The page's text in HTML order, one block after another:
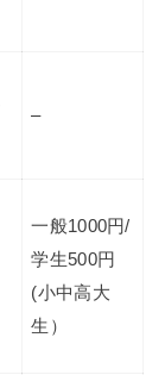
–
一般1000円/
学生500円
(小中高大
生）